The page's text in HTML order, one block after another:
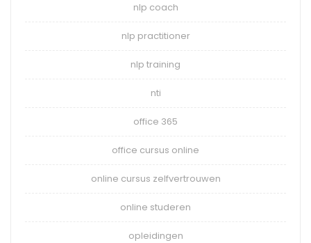
nlp coach
nlp practitioner
nlp training
nti
office 365
office cursus online
online cursus zelfvertrouwen
online studeren
opleidingen